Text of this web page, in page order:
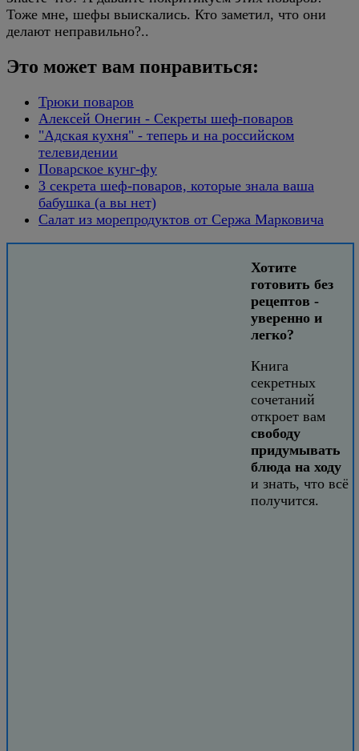
Тоже мне, шефы выискались. Кто заметил, что они
делают неправильно?..
Это может вам понравиться:
Трюки поваров
Алексей Онегин - Секреты шеф-поваров
"Адская кухня" - теперь и на российском
телевидении
Поварское кунг-фу
3 секрета шеф-поваров, которые знала ваша
бабушка (а вы нет)
Салат из морепродуктов от Сержа Марковича
Хотите
готовить без
рецептов -
уверенно и
легко?
Книга
секретных
сочетаний
откроет вам
свободу
придумывать
блюда на ходу
и знать, что всё
получится.